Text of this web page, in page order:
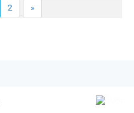
2 »